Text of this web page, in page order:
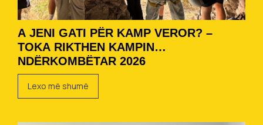
A JENI GATI PËR KAMP VEROR? –
TOKA RIKTHEN KAMPIN
NDËRKOMBËTAR 2026
Lexo më shumë